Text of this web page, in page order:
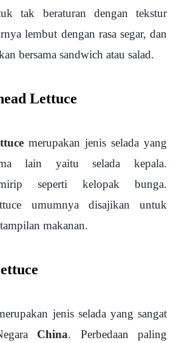
tak beraturan dengan tekstur
lembut dengan rasa segar, dan
bersama sandwich atau salad.
Lettuce
merupakan jenis selada yang
lain yaitu selada kepala.
seperti kelopak bunga.
umumnya disajikan untuk
makanan.
jenis selada yang sangat
China. Perbedaan paling